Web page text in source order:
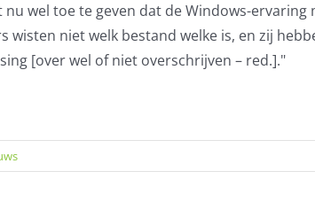
wel toe te geven dat de Windows-
wisten niet welk bestand welke is, en zij
[over wel of niet overschrijven – red.]."